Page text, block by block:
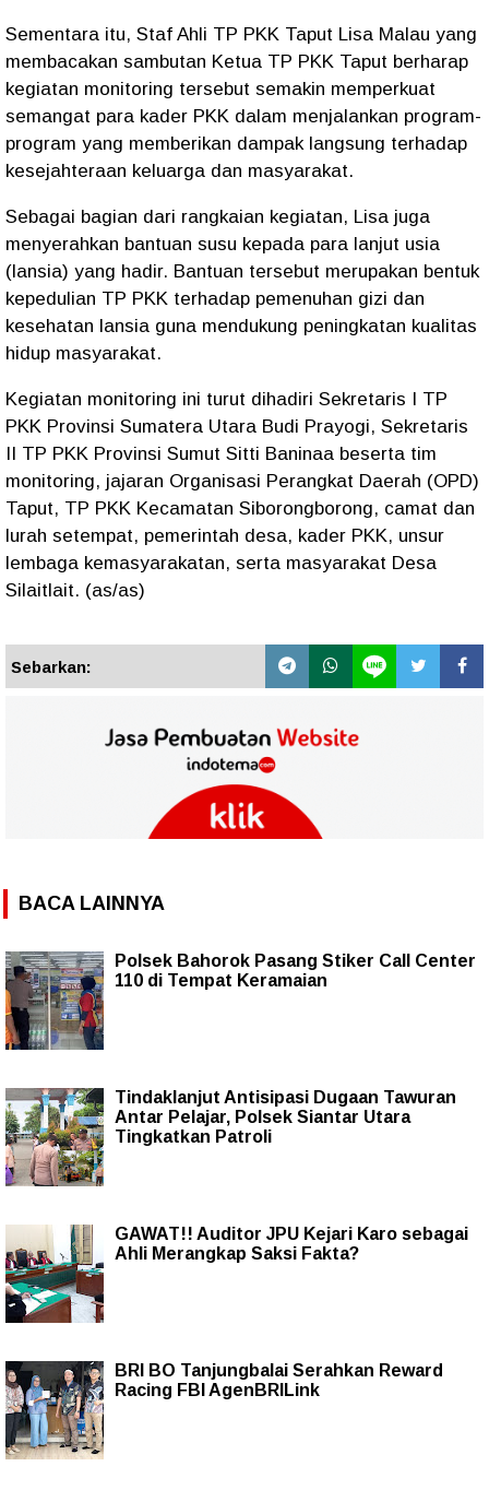
Sementara itu, Staf Ahli TP PKK Taput Lisa Malau yang
membacakan sambutan Ketua TP PKK Taput berharap
kegiatan monitoring tersebut semakin memperkuat
semangat para kader PKK dalam menjalankan program-
program yang memberikan dampak langsung terhadap
kesejahteraan keluarga dan masyarakat.
Sebagai bagian dari rangkaian kegiatan, Lisa juga
menyerahkan bantuan susu kepada para lanjut usia
(lansia) yang hadir. Bantuan tersebut merupakan bentuk
kepedulian TP PKK terhadap pemenuhan gizi dan
kesehatan lansia guna mendukung peningkatan kualitas
hidup masyarakat.
Kegiatan monitoring ini turut dihadiri Sekretaris I TP
PKK Provinsi Sumatera Utara Budi Prayogi, Sekretaris
II TP PKK Provinsi Sumut Sitti Baninaa beserta tim
monitoring, jajaran Organisasi Perangkat Daerah (OPD)
Taput, TP PKK Kecamatan Siborongborong, camat dan
lurah setempat, pemerintah desa, kader PKK, unsur
lembaga kemasyarakatan, serta masyarakat Desa
Silaitlait. (as/as)
Sebarkan:
BACA LAINNYA
Polsek Bahorok Pasang Stiker Call Center
110 di Tempat Keramaian
Tindaklanjut Antisipasi Dugaan Tawuran
Antar Pelajar, Polsek Siantar Utara
Tingkatkan Patroli
GAWAT!! Auditor JPU Kejari Karo sebagai
Ahli Merangkap Saksi Fakta?
BRI BO Tanjungbalai Serahkan Reward
Racing FBI AgenBRILink